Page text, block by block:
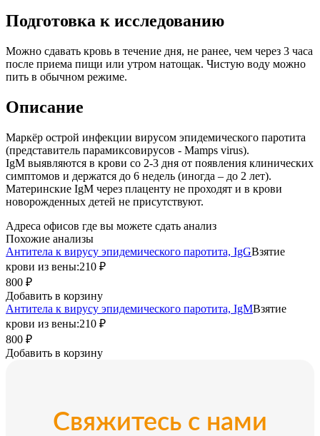
Подготовка к исследованию
Можно сдавать кровь в течение дня, не ранее, чем через 3 часа
после приема пищи или утром натощак. Чистую воду можно
пить в обычном режиме.
Описание
Маркёр острой инфекции вирусом эпидемического паротита
(представитель парамиксовирусов - Mamps virus).
IgM выявляются в крови со 2-3 дня от появления клинических
симптомов и держатся до 6 недель (иногда – до 2 лет).
Материнские IgM через плаценту не проходят и в крови
новорожденных детей не присутствуют.
Адреса офисов где вы можете сдать анализ
Похожие анализы
Антитела к вирусу эпидемического паротита, IgGВзятие
крови из вены:210 ₽
800 ₽
Добавить в корзину
Антитела к вирусу эпидемического паротита, IgМВзятие
крови из вены:210 ₽
800 ₽
Добавить в корзину
Свяжитесь с нами